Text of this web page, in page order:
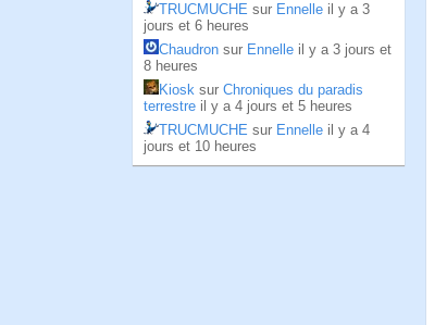
TRUCMUCHE sur Ennelle il y a 3
jours et 6 heures
Chaudron sur Ennelle il y a 3 jours et
8 heures
Kiosk sur Chroniques du paradis
terrestre il y a 4 jours et 5 heures
TRUCMUCHE sur Ennelle il y a 4
jours et 10 heures